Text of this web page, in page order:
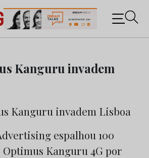
notícias sobre os negócios do
Kanguru invadem
espalhou 100
Kanguru 4G por